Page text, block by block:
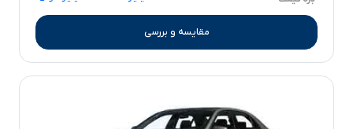
مقایسه و بررسی